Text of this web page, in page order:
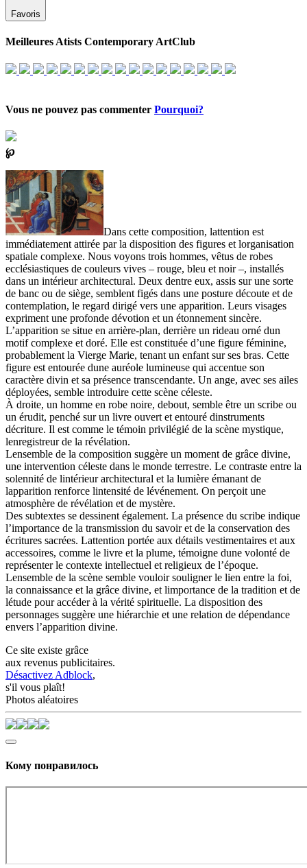
Favoris
Meilleures Atists Contemporary ArtClub
Vous ne pouvez pas commenter Pourquoi?
℘
Dans cette composition, lattention est
immédiatement attirée par la disposition des figures et lorganisation
spatiale complexe. Nous voyons trois hommes, vêtus de robes
ecclésiastiques de couleurs vives – rouge, bleu et noir –, installés
dans un intérieur architectural. Deux dentre eux, assis sur une sorte
de banc ou de siège, semblent figés dans une posture découte et de
contemplation, le regard dirigé vers une apparition. Leurs visages
expriment une profonde dévotion et un étonnement sincère.
L’apparition se situe en arrière-plan, derrière un rideau orné dun
motif complexe et doré. Elle est constituée d’une figure féminine,
probablement la Vierge Marie, tenant un enfant sur ses bras. Cette
figure est entourée dune auréole lumineuse qui accentue son
caractère divin et sa présence transcendante. Un ange, avec ses ailes
déployées, semble introduire cette scène céleste.
À droite, un homme en robe noire, debout, semble être un scribe ou
un érudit, penché sur un livre ouvert et entouré dinstruments
décriture. Il est comme le témoin privilégié de la scène mystique,
lenregistreur de la révélation.
Lensemble de la composition suggère un moment de grâce divine,
une intervention céleste dans le monde terrestre. Le contraste entre la
solennité de lintérieur architectural et la lumière émanant de
lapparition renforce lintensité de lévénement. On perçoit une
atmosphère de révélation et de mystère.
Des subtextes se dessinent également. La présence du scribe indique
l’importance de la transmission du savoir et de la conservation des
écritures sacrées. Lattention portée aux détails vestimentaires et aux
accessoires, comme le livre et la plume, témoigne dune volonté de
représenter le contexte intellectuel et religieux de l’époque.
Lensemble de la scène semble vouloir souligner le lien entre la foi,
la connaissance et la grâce divine, et limportance de la tradition et de
létude pour accéder à la vérité spirituelle. La disposition des
personnages suggère une hiérarchie et une relation de dépendance
envers l’apparition divine.
Ce site existe grâce
aux revenus publicitaires.
Désactivez Adblock,
s'il vous plaît!
Photos aléatoires
Кому понравилось